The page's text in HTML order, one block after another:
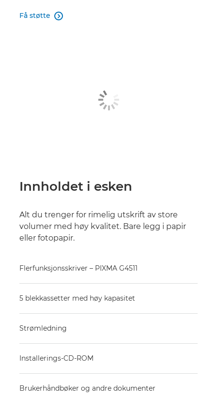
Få støtte 
Innholdet i esken
Alt du trenger for rimelig utskrift av store
volumer med høy kvalitet. Bare legg i papir
eller fotopapir.
Flerfunksjonsskriver – PIXMA G4511
5 blekkassetter med høy kapasitet
Strømledning
Installerings-CD-ROM
Brukerhåndbøker og andre dokumenter